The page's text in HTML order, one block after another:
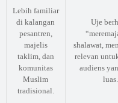
Lebih familiar
di kalangan
pesantren,
majelis
taklim, dan
komunitas
Muslim
tradisional.
Uje
shalawat,
relevan
audiens
luas.